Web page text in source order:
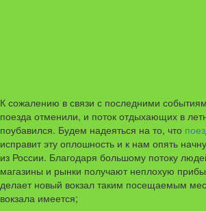
К сожалению в связи с последними
поезда отменили, и поток отдыхающих в
поубавился. Будем надеяться на то, что
исправит эту оплошность и к нам опять
из России. Благодаря большому потоку
магазины и рынки получают неплохую
делает новый вокзал таким посещаемым
вокзала имеется;